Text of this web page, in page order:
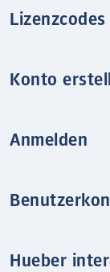
Konto
Anmelden
Hueber